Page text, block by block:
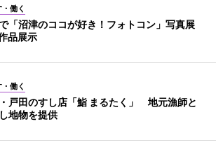
働く
「沼津のココが好き！フォトコン」写真展
品展示
働く
戸田のすし店「鮨 まるたく」 地元漁師と
地物を提供